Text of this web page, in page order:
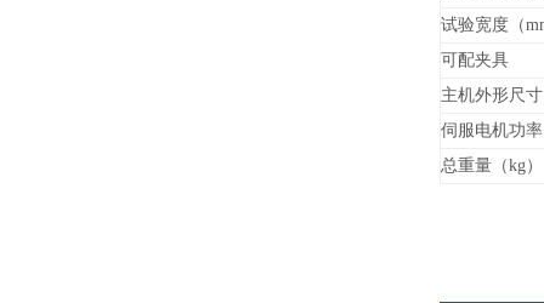
试验宽度 （
可配夹具
主机外形尺寸
伺服电机功
总重量（kg）